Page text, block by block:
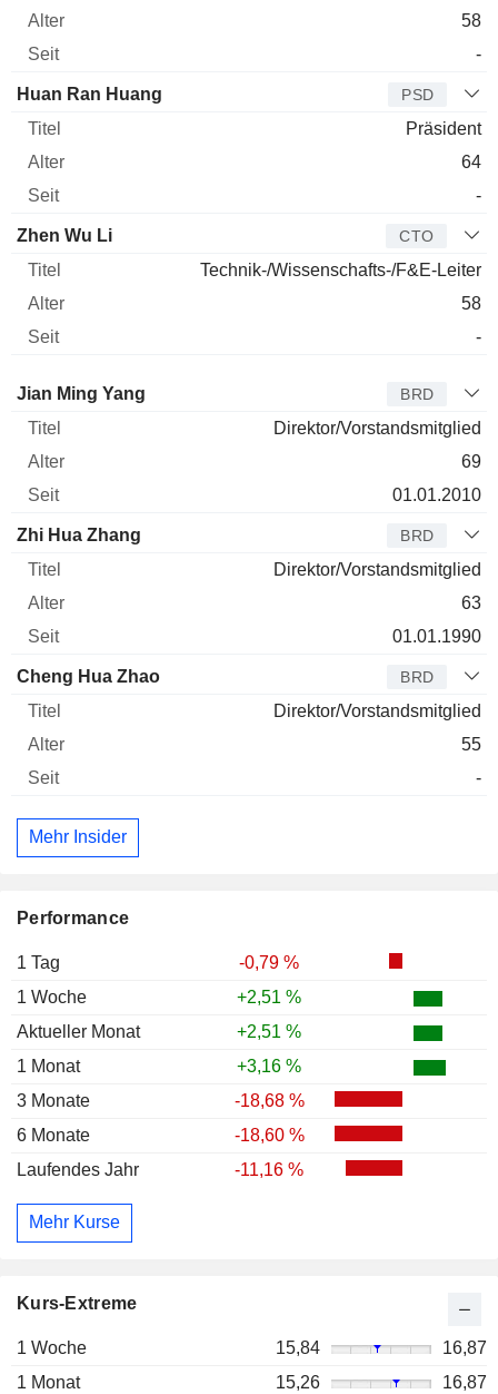
Performance
1 Tag
-0,79 %
1 Woche
+2,51 %
Aktueller Monat
+2,51 %
1 Monat
+3,16 %
3 Monate
-18,68 %
6 Monate
-18,60 %
Laufendes Jahr
-11,16 %
Mehr Kurse
Kurs-Extreme
1 Woche 15,84
16,87
1 Monat
15,26
16,87
58
-
Huan Ran Huang PSD
Präsident
64
-
Zhen Wu Li CTO
Technik-/Wissenschafts-/F&E-Leiter
58
-
Verwaltungsratsmitglied
Jian Ming Yang BRD
Direktor/Vorstandsmitglied
69
01.01.2010
Zhi Hua Zhang BRD
Direktor/Vorstandsmitglied
63
01.01.1990
Cheng Hua Zhao BRD
Direktor/Vorstandsmitglied
55
-
Mehr Insider